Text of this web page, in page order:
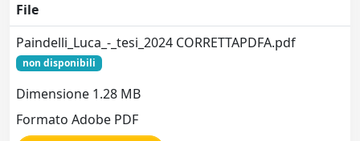
File
Paindelli_Luca_-_tesi_2024 CORRETTAPDFA.pdf
non disponibili
Dimensione 1.28 MB
Formato Adobe PDF